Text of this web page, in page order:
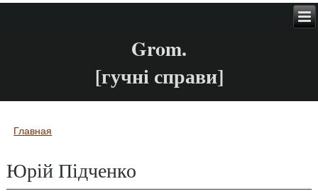
Grom.
[гучні справи]
Вы здесь
Главная
Юрій Підченко